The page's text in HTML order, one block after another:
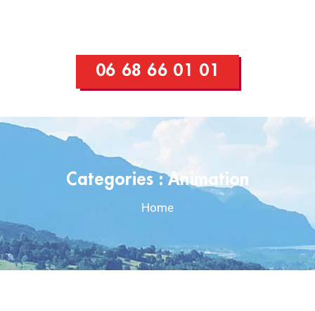
06 68 66 01 01
Categories :Animation
Home